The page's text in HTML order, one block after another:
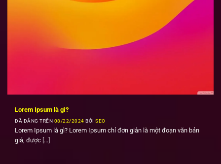
Lorem Ipsum là gì?
ĐÃ ĐĂNG TRÊN 08/22/2024 BỞISEO
Lorem Ipsum là gì? Lorem Ipsum chỉ đơn giản là một đoạn văn bản
giả, được [...]